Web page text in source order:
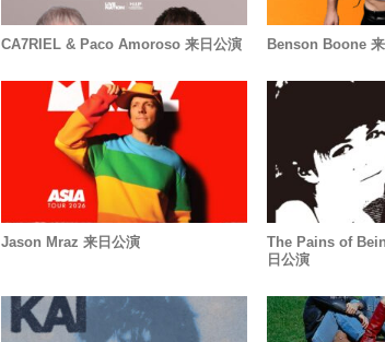
CA7RIEL & Paco Amoroso 来日公演 Benson Boone
Jason Mraz 来日公演
The Pains of
日公演